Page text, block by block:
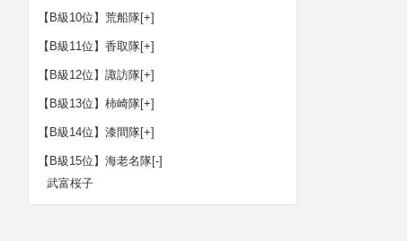
【B級10位】荒船隊[+]
【B級11位】香取隊[+]
【B級12位】諏訪隊[+]
【B級13位】柿崎隊[+]
【B級14位】漆間隊[+]
【B級15位】海老名隊[-]
武富桜子